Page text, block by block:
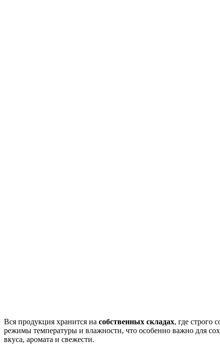
Вся продукция хранится на собственных складах, где строго
режимы температуры и влажности, что особенно важно для
вкуса, аромата и свежести.